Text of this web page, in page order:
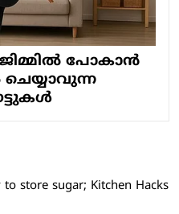
പോകാൻ
ചെയ്യാവുന്ന
store sugar; Kitchen Hacks